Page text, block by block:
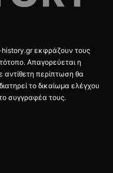
εκφράζουν τους
Απαγορεύεται η
αντίθετη περίπτωση θα
το δικαίωμα ελέγχου
συγγραφέα τους.